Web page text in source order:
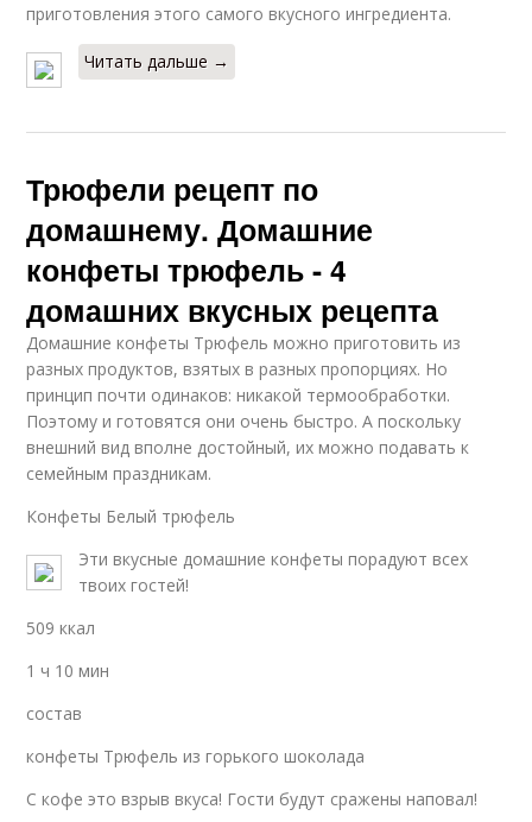
приготовления этого самого вкусного ингредиента.
Читать дальше →
Трюфели рецепт по
домашнему. Домашние
конфеты трюфель - 4
домашних вкусных рецепта
Домашние конфеты Трюфель можно приготовить из
разных продуктов, взятых в разных пропорциях. Но
принцип почти одинаков: никакой термообработки.
Поэтому и готовятся они очень быстро. А поскольку
внешний вид вполне достойный, их можно подавать к
семейным праздникам.
Конфеты Белый трюфель
Эти вкусные домашние конфеты порадуют всех
твоих гостей!
509 ккал
1 ч 10 мин
состав
конфеты Трюфель из горького шоколада
С кофе это взрыв вкуса! Гости будут сражены наповал!